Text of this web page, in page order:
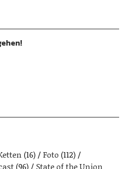
(16) Foto (112)
(96) State of the Union